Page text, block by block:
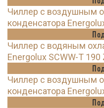
Чиллер с воздушным
конденсатора
Чиллер с водяным
Energolux SCWW-T 190
Чиллер с воздушным
конденсатора